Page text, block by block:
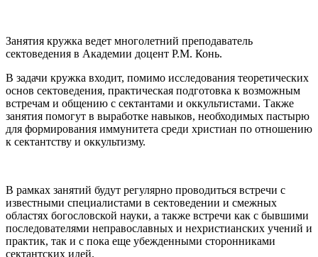
Занятия кружка ведет многолетний преподаватель
сектоведения в Академии доцент Р.М. Конь.
В задачи кружка входит, помимо исследования теоретических
основ сектоведения, практическая подготовка к возможным
встречам и общению с сектантами и оккультистами. Также
занятия помогут в выработке навыков, необходимых пастырю
для формирования иммунитета среди христиан по отношению
к сектантству и оккультизму.
В рамках занятий будут регулярно проводиться встречи с
известными специалистами в сектоведении и смежных
областях богословской науки, а также встречи как с бывшими
последователями неправославных и нехристианских учений и
практик, так и с пока еще убежденными сторонниками
сектантских идей.